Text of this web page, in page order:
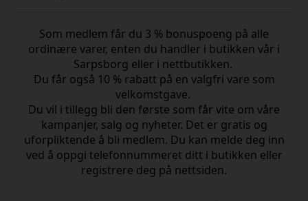
Som medlem får du 3 % bonuspoeng på alle
ordinære varer, enten du handler i butikken vår i
Sarpsborg eller i nettbutikken.
Du får også 10 % rabatt på en valgfri vare som
velkomstgave.
Du vil i tillegg bli den første som får vite om våre
kampanjer, salg og nyheter. Det er gratis og
uforpliktende å bli medlem. Du kan melde deg inn
ved å oppgi telefonnummeret ditt i butikken eller
registrere deg på nettsiden.